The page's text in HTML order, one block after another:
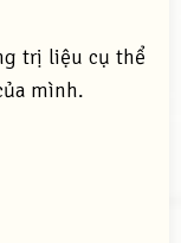
trị liệu cụ thể
mình.